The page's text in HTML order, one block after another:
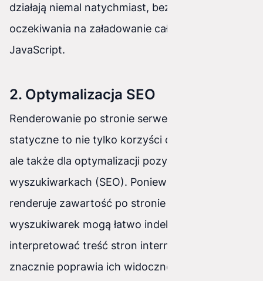
działają niemal natychmiast, bez konieczności
oczekiwania na załadowanie całego kodu
JavaScript.
2. Optymalizacja SEO
Renderowanie po stronie serwera i generowanie
statyczne to nie tylko korzyści dla wydajności,
ale także dla optymalizacji pozycjonowania w
wyszukiwarkach (SEO). Ponieważ NextJs
renderuje zawartość po stronie serwera, roboty
wyszukiwarek mogą łatwo indeksować i
interpretować treść stron internetowych, co
znacznie poprawia ich widoczność w wynikach